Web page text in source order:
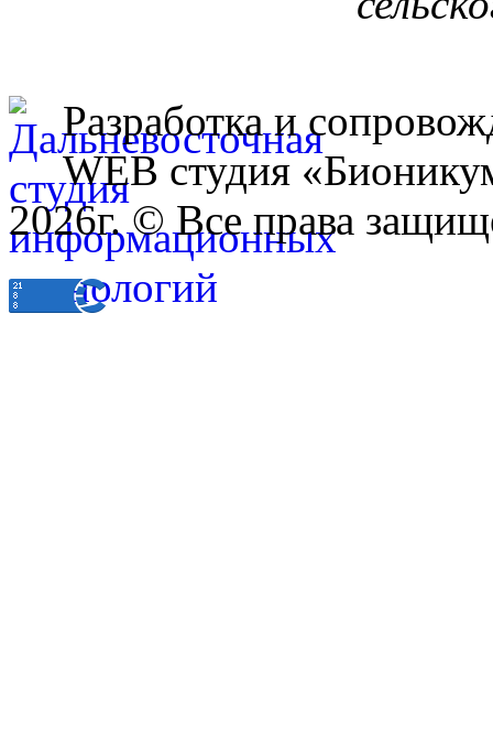
Разработка и
WEB студия
2026г. © Все права